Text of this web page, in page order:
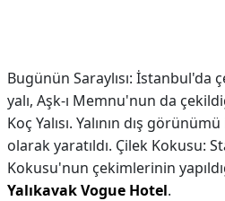
Bugünün Saraylısı: İstanbul'da
yalı, Aşk-ı Memnu'nun da
Koç Yalısı. Yalının dış
olarak yaratıldı. Çilek Kokusu:
Kokusu'nun çekimlerinin
Yalıkavak Vogue Hotel.